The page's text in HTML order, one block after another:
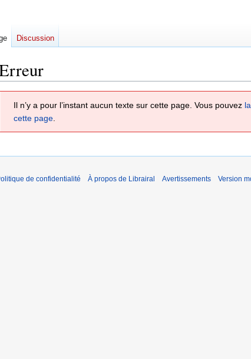
Il n’y a pour l’instant aucun texte sur cette page. Vous pouvez
cette page.
Discussion
de confidentialité À propos de Librairal Avertissements Version